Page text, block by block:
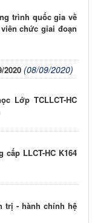
trình quốc gia về
chức giai đoạn
2020 (08/09/2020)
Lớp TCLLCT-HC
LLCT-HC K164
trị - hành chính hệ